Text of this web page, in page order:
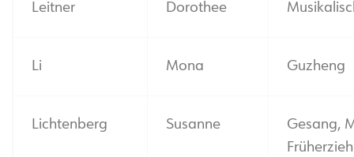
Leitner Dorothee
Li Mona Guzheng
Lichtenberg Susanne
Gesang,